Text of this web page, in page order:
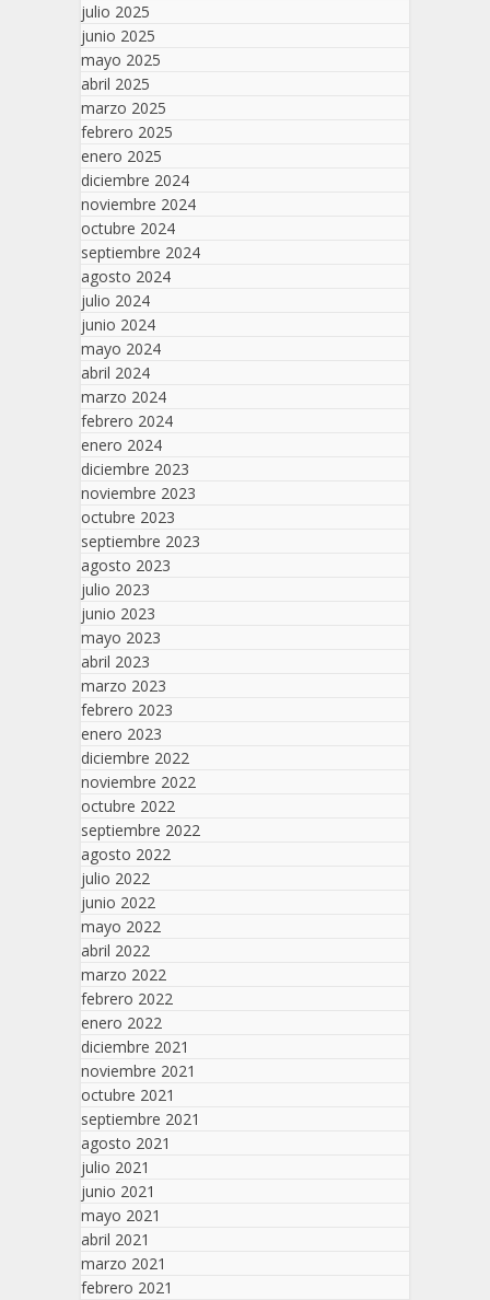
julio 2025
junio 2025
mayo 2025
abril 2025
marzo 2025
febrero 2025
enero 2025
diciembre 2024
noviembre 2024
octubre 2024
septiembre 2024
agosto 2024
julio 2024
junio 2024
mayo 2024
abril 2024
marzo 2024
febrero 2024
enero 2024
diciembre 2023
noviembre 2023
octubre 2023
septiembre 2023
agosto 2023
julio 2023
junio 2023
mayo 2023
abril 2023
marzo 2023
febrero 2023
enero 2023
diciembre 2022
noviembre 2022
octubre 2022
septiembre 2022
agosto 2022
julio 2022
junio 2022
mayo 2022
abril 2022
marzo 2022
febrero 2022
enero 2022
diciembre 2021
noviembre 2021
octubre 2021
septiembre 2021
agosto 2021
julio 2021
junio 2021
mayo 2021
abril 2021
marzo 2021
febrero 2021